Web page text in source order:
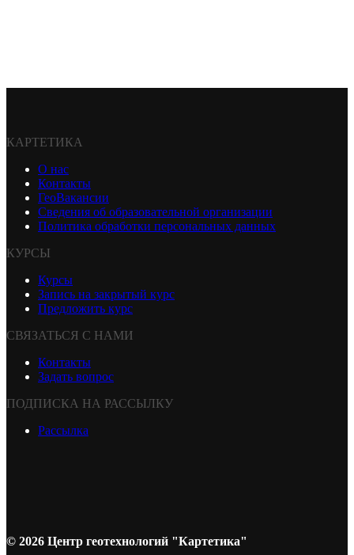
КАРТЕТИКА
О нас
Контакты
ГеоВакансии
Сведения об образовательной организации
Политика обработки персональных данных
КУРСЫ
Курсы
Запись на закрытый курс
Предложить курс
СВЯЗАТЬСЯ С НАМИ
Контакты
Задать вопрос
ПОДПИСКА НА РАССЫЛКУ
Рассылка
© 2026 Центр геотехнологий "Картетика"